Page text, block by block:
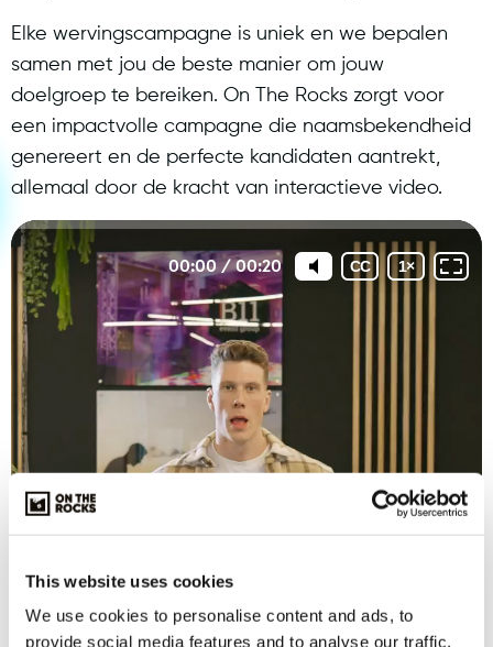
This website uses cookies
We use cookies to personalise content and ads, to
provide social media features and to analyse our traffic.
Elke wervingscampagne is uniek en we bepalen
samen met jou de beste manier om jouw
doelgroep te bereiken. On The Rocks zorgt voor
een impactvolle campagne die naamsbekendheid
genereert en de perfecte kandidaten aantrekt,
allemaal door de kracht van interactieve video.